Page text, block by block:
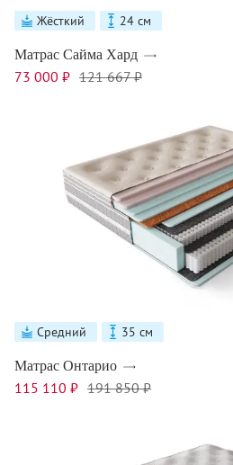
Жёсткий 24 см
Матрас Сайма Хард
73 000 ₽ 121 667 ₽
Средний 35 см
Матрас Онтарио
115 110 ₽ 191 850 ₽